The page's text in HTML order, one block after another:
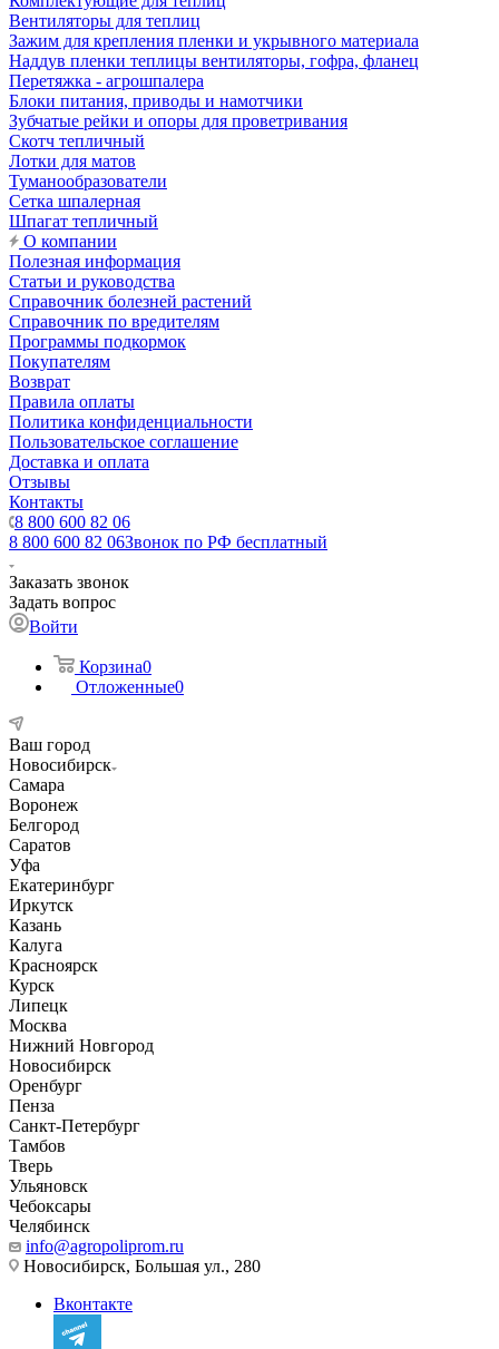
Вентиляторы для теплиц
Зажим для крепления пленки и укрывного материала
Наддув пленки теплицы вентиляторы, гофра, фланец
Перетяжка - агрошпалера
Блоки питания, приводы и намотчики
Зубчатые рейки и опоры для проветривания
Скотч тепличный
Лотки для матов
Туманообразователи
Сетка шпалерная
Шпагат тепличный
О компании
Полезная информация
Статьи и руководства
Справочник болезней растений
Справочник по вредителям
Программы подкормок
Покупателям
Возврат
Правила оплаты
Политика конфиденциальности
Пользовательское соглашение
Доставка и оплата
Отзывы
Контакты
8 800 600 82 06
8 800 600 82 06Звонок по РФ бесплатный
Заказать звонок
Задать вопрос
Войти
Корзина0
Отложенные0
Ваш город
Новосибирск
Самара
Воронеж
Белгород
Саратов
Уфа
Екатеринбург
Иркутск
Казань
Калуга
Красноярск
Курск
Липецк
Москва
Нижний Новгород
Новосибирск
Оренбург
Пенза
Санкт-Петербург
Тамбов
Тверь
Ульяновск
Чебоксары
Челябинск
info@agropoliprom.ru
Новосибирск, Большая ул., 280
Вконтакте